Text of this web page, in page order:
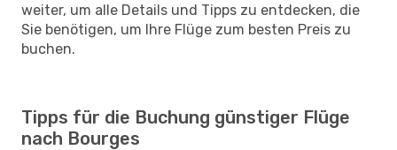
weiter, um alle Details und Tipps zu entdecken, die
Sie benötigen, um Ihre Flüge zum besten Preis zu
buchen.
Tipps für die Buchung günstiger Flüge
nach Bourges